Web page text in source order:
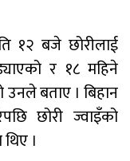
फिर्ता पाए
२५ हजार
१२ बजे छोरीलाई
र १८ महिने
बताए । बिहान
छोरी ज्वाइँको
।